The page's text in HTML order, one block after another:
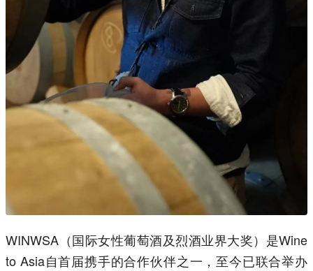
WINWSA（国际女性葡萄酒及烈酒业界大奖）是Wine
to Asia自首届携手的合作伙伴之一，至今已联合举办